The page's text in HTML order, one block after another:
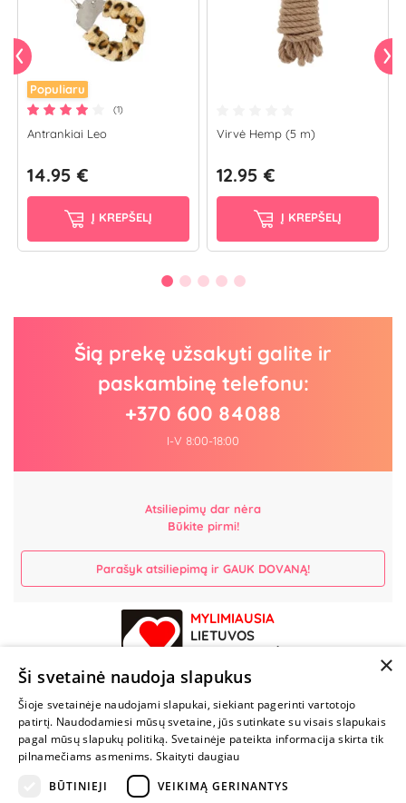
Populiaru
(1)
Antrankiai Leo
14.95 €
Į KREPŠELĮ
Virvė Hemp (5 m)
12.95 €
Į KREPŠELĮ
Šią prekę užsakyti galite ir
paskambinę telefonu:
+370 600 84088
I-V 8:00-18:00
Atsiliepimų dar nėra
Būkite pirmi!
Parašyk atsiliepimą ir GAUK DOVANĄ!
MYLIMIAUSIA
LIETUVOS
PARDUOTUVĖ
NENUSTOK
ŽAISTI
+370 600 84088
×
Ši svetainė naudoja slapukus
Šioje svetainėje naudojami slapukai, siekiant pagerinti vartotojo
patirtį. Naudodamiesi mūsų svetaine, jūs sutinkate su visais slapukais
pagal mūsų slapukų politiką. Svetainėje pateikta informacija skirta tik
pilnamečiams asmenims. Skaityti daugiau
BŪTINIEJI
VEIKIMĄ GERINANTYS